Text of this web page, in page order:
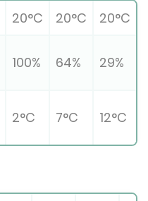
20°C 20°C
20°C
100% 64% 29%
2°C 7°C 12°C